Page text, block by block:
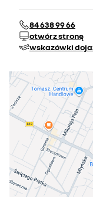
84 638 99 66
otwórz stronę
wskazówki